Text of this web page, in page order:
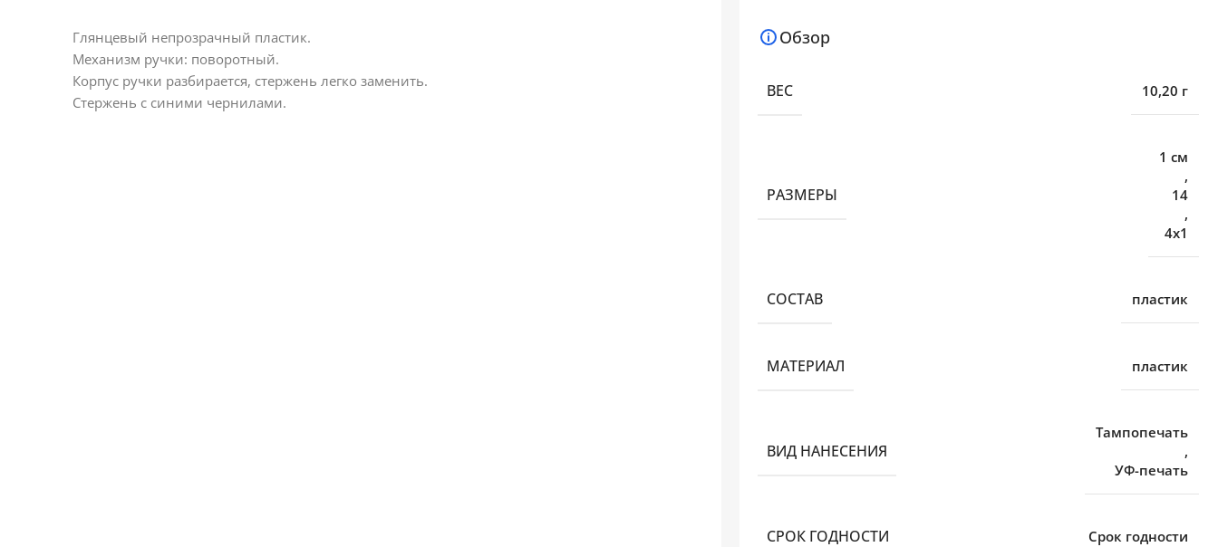
Глянцевый непрозрачный пластик.
Механизм ручки: поворотный.
Корпус ручки разбирается, стержень легко заменить.
Стержень с синими чернилами.
Обзор
ВЕС 10,20 г
РАЗМЕРЫ
1 см
,
14
,
4х1
СОСТАВ пластик
МАТЕРИАЛ пластик
ВИД НАНЕСЕНИЯ
Тампопечать
,
УФ-печать
СРОК ГОДНОСТИ Срок годности